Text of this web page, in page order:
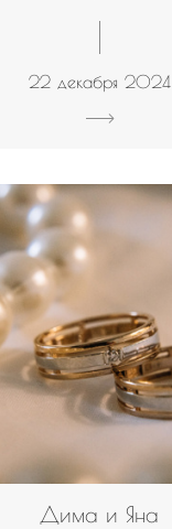
22 декабря 2024
Дима и Яна